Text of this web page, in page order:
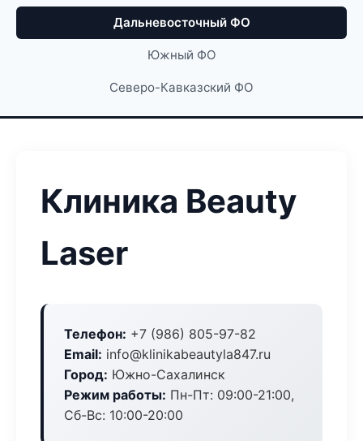
Дальневосточный ФО
Южный ФО
Северо-Кавказский ФО
Клиника Beauty
Laser
Телефон: +7 (986) 805-97-82
Email: info@klinikabeautyla847.ru
Город: Южно-Сахалинск
Режим работы: Пн-Пт: 09:00-21:00,
Сб-Вс: 10:00-20:00